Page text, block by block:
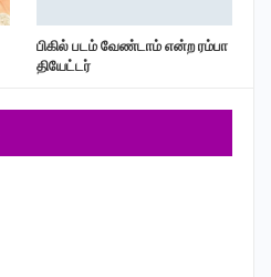
பிகில் படம் வேண்டாம் என்ற ரம்பா
தியேட்டர்